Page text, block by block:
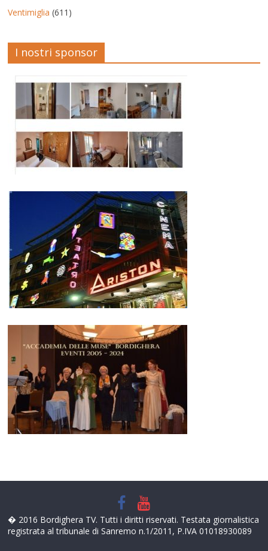
Ventimiglia (611)
I nostri sponsor
� 2016 Bordighera TV. Tutti i diritti riservati. Testata giornalistica
registrata al tribunale di Sanremo n.1/2011, P.IVA 01018930089